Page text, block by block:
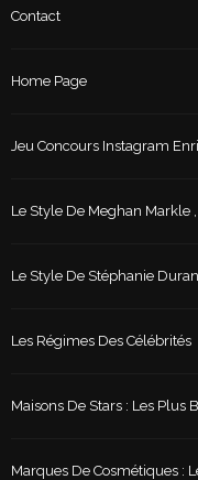
Contact
Home Page
Jeu Concours Instagram
Le Style De Meghan Markle
Le Style De Stéphanie
Les Régimes Des Célébrités
Maisons De Stars : Les Plus
Marques De Cosmétiques :